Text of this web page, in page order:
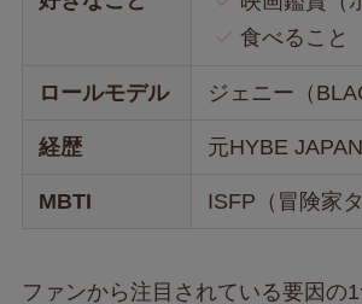
食べること
ロールモデル ジェニー（
経歴 元HYBE
MBTI ISFP（冒険家タ
ファンから注目されている要因の